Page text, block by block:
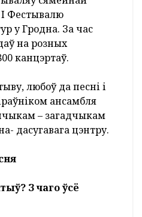
тры пакаленні
наймення
творчых
Беларусь,
граматы
за
сямейнай творчасці,
культуры і
неаднаразовы
і
сямейнай
Фестывалю
у Гродна. За час
на розных
канцэртаў.